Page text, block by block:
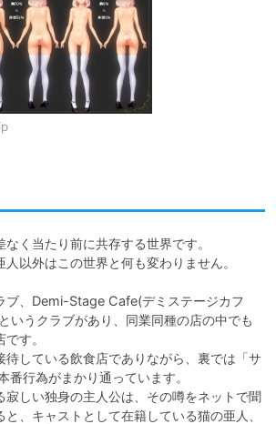
く当たり前に共存する世界です。
以外はこの世界と何も変わりません。
ブ、Demi-Stage Cafe(デミステージカフ
いうクラブがあり、同業同種の店の中でも
す。
待している飲食店でありながら、裏では「サ
番行為がまかり通っています。
寂しい独身の主人公は、その噂をネットで聞
、キャストとして在籍している猫の亜人、